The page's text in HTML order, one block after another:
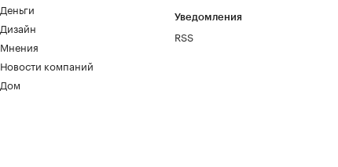
Деньги
Дизайн
Мнения
Новости компаний
Дом
Уведомления
RSS